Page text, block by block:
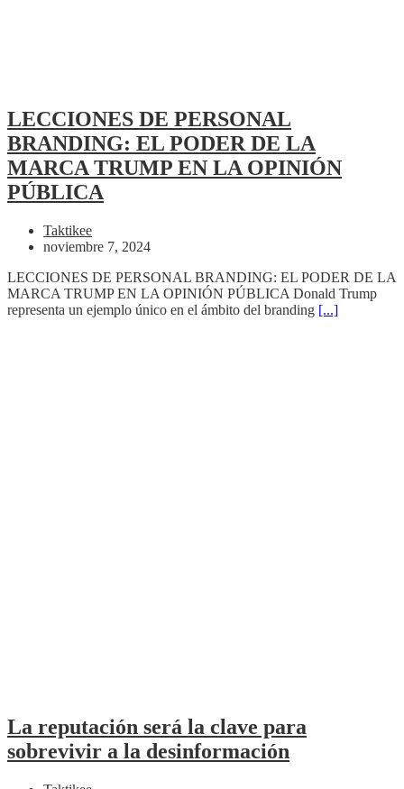
LECCIONES DE PERSONAL
BRANDING: EL PODER DE LA
MARCA TRUMP EN LA OPINIÓN
PÚBLICA
Taktikee
noviembre 7, 2024
LECCIONES DE PERSONAL BRANDING: EL PODER DE LA
MARCA TRUMP EN LA OPINIÓN PÚBLICA Donald Trump
representa un ejemplo único en el ámbito del branding [...]
La reputación será la clave para
sobrevivir a la desinformación